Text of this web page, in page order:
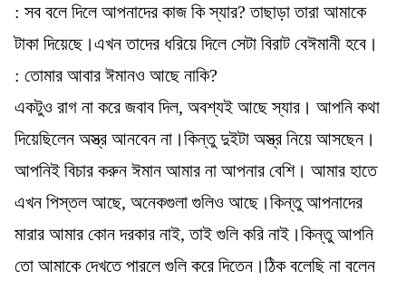
: সব বলে দিলে আপনাদের কাজ কি স্যার? তাছাড়া তারা আমাকে
টাকা দিয়েছে।এখন তাদের ধরিয়ে দিলে সেটা বিরাট বেঈমানী হবে।
: তোমার আবার ঈমানও আছে নাকি?
একটুও রাগ না করে জবাব দিল, অবশ্যই আছে স্যার। আপনি কথা
দিয়েছিলেন অস্ত্র আনবেন না।কিন্তু দুইটা অস্ত্র নিয়ে আসছেন।
আপনিই বিচার করুন ঈমান আমার না আপনার বেশি। আমার হাতে
এখন পিস্তল আছে, অনেকগুলা গুলিও আছে।কিন্তু আপনাদের
মারার আমার কোন দরকার নাই, তাই গুলি করি নাই।কিন্তু আপনি
তো আমাকে দেখতে পারলে গুলি করে দিতেন।ঠিক বলেছি না বলেন